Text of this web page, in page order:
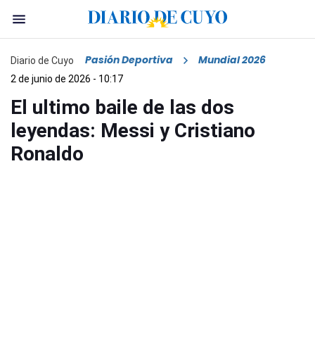
Diario de Cuyo Pasión Deportiva Mundial 2026
2 de junio de 2026 - 10:17
El ultimo baile de las dos
leyendas: Messi y Cristiano
Ronaldo